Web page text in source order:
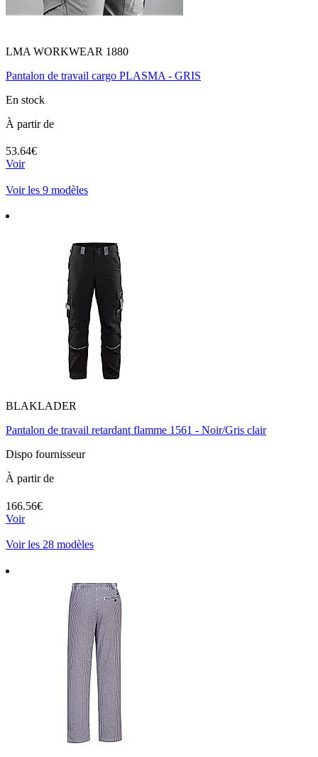
LMA WORKWEAR 1880
Pantalon de travail cargo PLASMA - GRIS
En stock
À partir de
53.64€
Voir
Voir les 9 modèles
BLAKLADER
Pantalon de travail retardant flamme 1561 - Noir/Gris clair
Dispo fournisseur
À partir de
166.56€
Voir
Voir les 28 modèles